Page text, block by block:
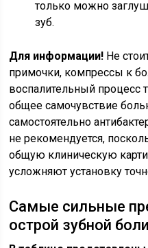
только можно
зуб.
Для информации! Не
примочки, компрессы к
воспалительный процесс
общее самочувствие
самостоятельно
не рекомендуется,
общую клиническую
усложняют установку
Самые сильные
острой зубной боли